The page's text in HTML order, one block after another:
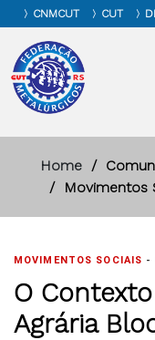
CNMCUT CUT
Home
Movimentos
MOVIMENTOS SOCIAIS -
O
Agrária